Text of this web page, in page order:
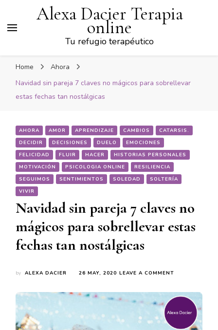
Alexa Dacier Terapia
online
Tu refugio terapéutico
Home
Ahora
Navidad sin pareja 7 claves no mágicos para sobrellevar
estas fechas tan nostálgicas
AHORA AMOR APRENDIZAJE CAMBIOS
CATARSIS.
DECIDIR
DECISIONES DUELO
EMOCIONES
FELICIDAD
FLUIR HACER
HISTORIAS PERSONALES
MOTIVACIÓN
PSICOLOGIA ONLINE
RESILIENCIA
SEGUIMOS
SENTIMIENTOS SOLEDAD
SOLTERÍA
VIVIR
Navidad sin pareja 7 claves no
mágicos para sobrellevar estas
fechas tan nostálgicas
by ALEXA DACIER 26 MAY, 2020 LEAVE A COMMENT
PAREJA
CLAVES